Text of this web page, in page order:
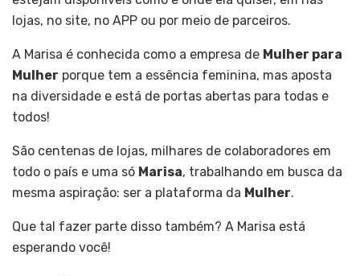
lojas, no site, no APP ou por meio de parceiros.
A Marisa é conhecida como a empresa de Mulher para
Mulher porque tem a essência feminina, mas aposta
na diversidade e está de portas abertas para todas e
todos!
São centenas de lojas, milhares de colaboradores em
todo o país e uma só Marisa, trabalhando em busca da
mesma aspiração: ser a plataforma da Mulher.
Que tal fazer parte disso também? A Marisa está
esperando você!